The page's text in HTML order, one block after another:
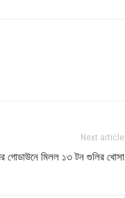
Next article
গোডাউনে মিলল ১৩ টন গুলির খোসা